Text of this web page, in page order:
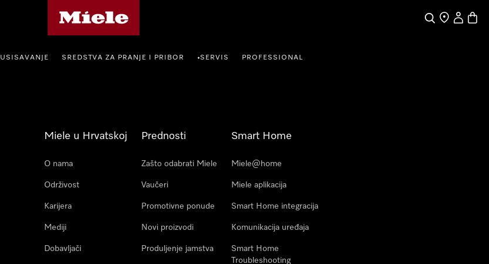
PretragaTraženjeKorisnički
USISAVANJE SREDSTVA ZA PRANJE I PRIBOR •SERVIS PROFESSIONAL
Miele u Hrvatskoj
O nama
Održivost
Karijera
Mediji
Dobavljači
Prednosti
Zašto odabrati Miele
Vaučeri
Promotivne ponude
Novi proizvodi
Produljenje jamstva
Smart Home
Miele@home
Miele aplikacija
Smart Home integracija
Komunikacija uređaja
Smart Home
Troubleshooting